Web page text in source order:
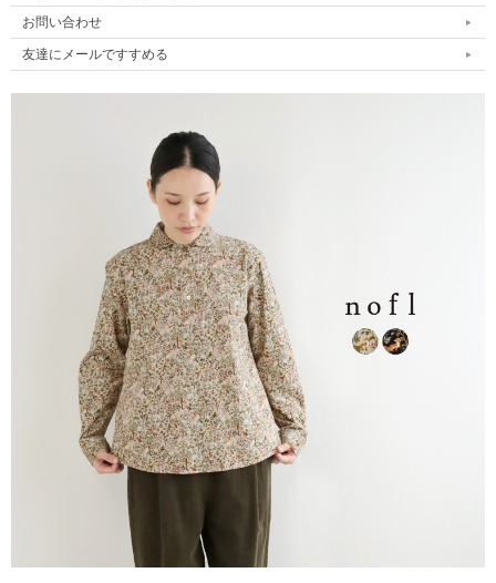
お問い合わせ
友達にメールですすめる